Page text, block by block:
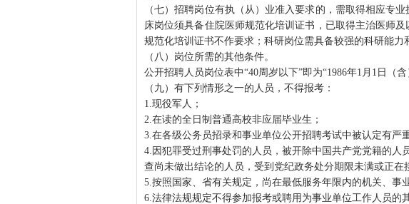
（七）招聘岗位有执（从）业准入要求的，需取得相应专
床岗位须具备住院医师规范化培训证书，已取得主治医师
规范化培训证书不作要求；科研岗位需具备较强的科研能力
（八）岗位所需的其他条件。
公开招聘人员岗位表中“40周岁以下”即为“1986年1月1日（含
（九）有下列情形之一的人员，不得报考：
1.现役军人；
2.在读的全日制普通高校非应届毕业生；
3.在各级公务员招录和事业单位公开招聘考试中被认定有严
4.因犯罪受过刑事处罚的人员，被开除中国共产党党籍的人
查尚未做出结论的人员，受到党纪政务处分期限未满或正在
5.按照国家、省有关规定，尚在最低服务年限内的机关、事
6.法律法规规定不得参加报考或聘用为事业单位工作人员的